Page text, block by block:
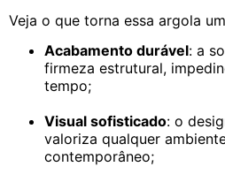
Veja o que torna essa argola
Acabamento durável: a
firmeza estrutural,
tempo;
Visual sofisticado: o
valoriza qualquer
contemporâneo;